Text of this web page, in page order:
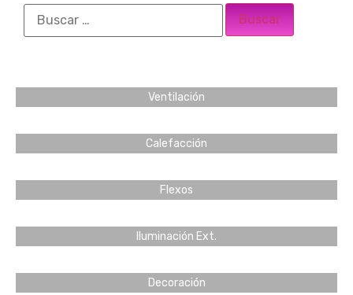
Ventilación
Calefacción
Flexos
Iluminación Ext.
Decoración